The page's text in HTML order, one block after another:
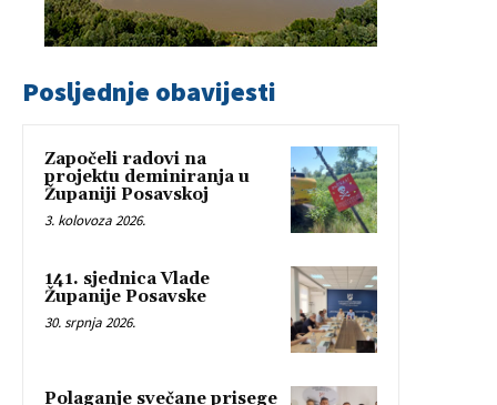
Posljednje obavijesti
Započeli radovi na
projektu deminiranja u
Županiji Posavskoj
3. kolovoza 2026.
141. sjednica Vlade
Županije Posavske
30. srpnja 2026.
Polaganje svečane prisege